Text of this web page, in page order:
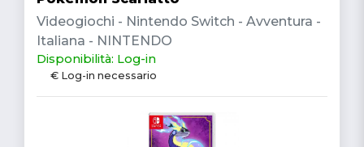
Videogiochi - Nintendo Switch - Avventura -
Italiana - NINTENDO
Disponibilità: Log-in
€ Log-in necessario